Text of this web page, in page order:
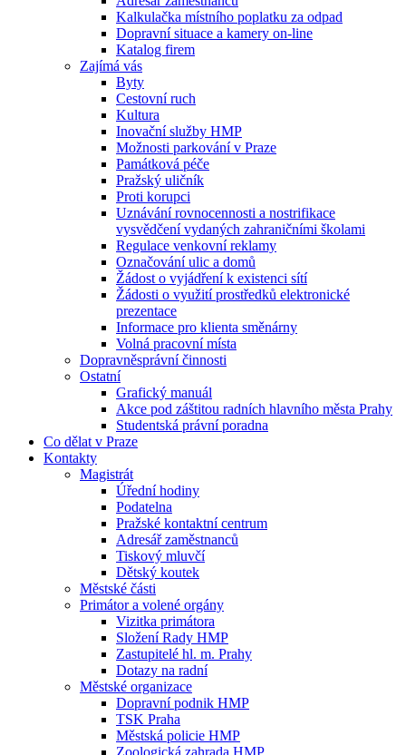
Kalkulačka místního poplatku za odpad
Dopravní situace a kamery on-line
Katalog firem
Zajímá vás
Byty
Cestovní ruch
Kultura
Inovační služby HMP
Možnosti parkování v Praze
Památková péče
Pražský uličník
Proti korupci
Uznávání rovnocennosti a nostrifikace
vysvědčení vydaných zahraničními školami
Regulace venkovní reklamy
Označování ulic a domů
Žádost o vyjádření k existenci sítí
Žádosti o využití prostředků elektronické
prezentace
Informace pro klienta směnárny
Volná pracovní místa
Dopravněsprávní činnosti
Ostatní
Grafický manuál
Akce pod záštitou radních hlavního města Prahy
Studentská právní poradna
Co dělat v Praze
Kontakty
Magistrát
Úřední hodiny
Podatelna
Pražské kontaktní centrum
Adresář zaměstnanců
Tiskový mluvčí
Dětský koutek
Městské části
Primátor a volené orgány
Vizitka primátora
Složení Rady HMP
Zastupitelé hl. m. Prahy
Dotazy na radní
Městské organizace
Dopravní podnik HMP
TSK Praha
Městská policie HMP
Zoologická zahrada HMP